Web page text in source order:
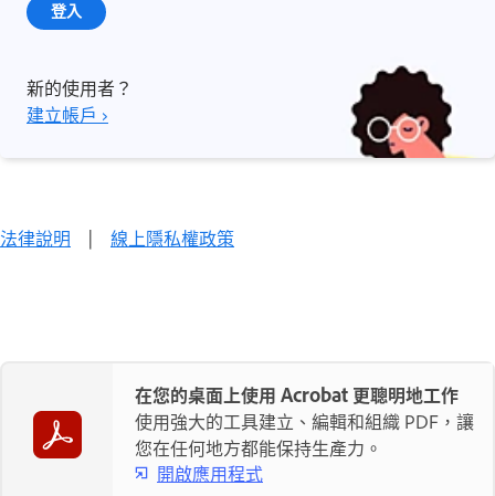
登入
新的使用者？
建立帳戶 ›
法律說明 | 線上隱私權政策
在您的桌面上使用 Acrobat 更聰明地工作
使用強大的工具建立、編輯和組織 PDF，讓
您在任何地方都能保持生產力。
開啟應用程式